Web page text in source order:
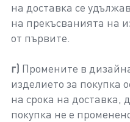
на доставка се
на прекъсванията на
от първите.
г) Промените в
изделието за покупка
на срока на доставка,
покупка не е